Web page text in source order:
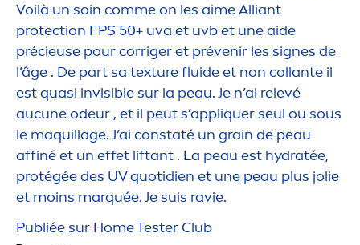
Voilà un soin comme on les aime Alliant
protection FPS 50+ uva et uvb et une aide
précieuse pour corriger et prévenir les signes de
l’âge . De part sa texture fluide et non collante il
est quasi invisible sur la peau. Je n’ai relevé
aucune odeur , et il peut s’appliquer seul ou sous
le maquillage. J’ai constaté un grain de peau
affiné et un effet liftant . La peau est hydratée,
protégée des UV quotidien et une peau plus jolie
et moins marquée. Je suis ravie.
Publiée sur Home Tester Club